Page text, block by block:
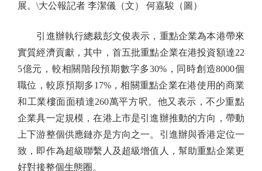
展。\大公報記者 李潔儀（文） 何嘉駿（圖）
引進辦執行總裁彭文俊表示，重點企業為本港帶來
實質經濟貢獻，其中，首五批重點企業在港投資額達22
5億元，較相關階段預期數字多30%，同時創造8000個
職位，較原預期多17%，相關重點企業在港使用的商業
和工業樓面面積達260萬平方呎。他又表示，不少重點
企業具一定規模，在港上市是引進辦推動的方向，帶動
上下游整個供應鏈亦是方向之一。引進辦與香港定位一
致，即作為超級聯繫人及超級增值人，幫助重點企業更
好對接整個生態圈。